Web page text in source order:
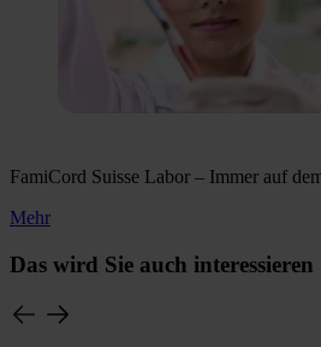
FamiCord Suisse Labor – Immer auf
Mehr
Das wird Sie auch interessieren